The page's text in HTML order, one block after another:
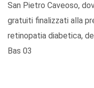
San Pietro Caveoso,
gratuiti finalizzati alla
retinopatia diabetica,
Bas 03